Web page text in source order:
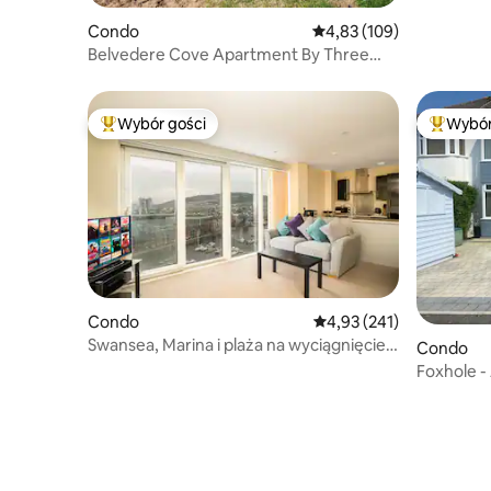
Condo Średnia ocena: 4,83 na
4,83 (109)
Belvedere Cove Apartment By Three
Najpopularniejsze z kategorii Wybór gości
Wybór gości
Condo Średnia ocena: 4,93 na
4,93 (241)
Swansea, Marina i plaża na wyciągnięcie
Condo
Foxhole